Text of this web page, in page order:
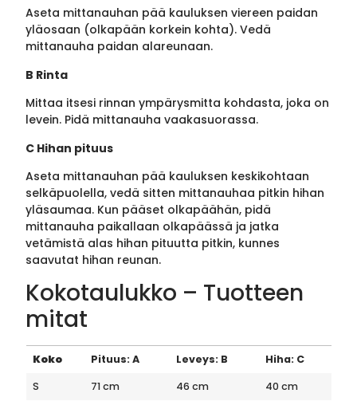
Aseta mittanauhan pää kauluksen viereen paidan
yläosaan (olkapään korkein kohta). Vedä
mittanauha paidan alareunaan.
B Rinta
Mittaa itsesi rinnan ympärysmitta kohdasta, joka on
levein. Pidä mittanauha vaakasuorassa.
C Hihan pituus
Aseta mittanauhan pää kauluksen keskikohtaan
selkäpuolella, vedä sitten mittanauhaa pitkin hihan
yläsaumaa. Kun pääset olkapäähän, pidä
mittanauha paikallaan olkapäässä ja jatka
vetämistä alas hihan pituutta pitkin, kunnes
saavutat hihan reunan.
Kokotaulukko – Tuotteen
mitat
Koko Pituus: A Leveys: B
Hiha: C
S
71 cm 46 cm
40 cm